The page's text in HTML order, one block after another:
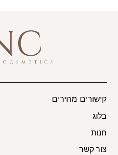
קישורים מהירים
בלוג
חנות
צור קשר